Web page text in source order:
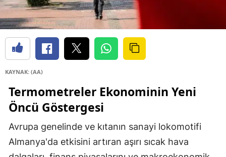
KAYNAK: (AA)
Termometreler Ekonominin Yeni
Öncü Göstergesi
Avrupa genelinde ve kıtanın sanayi lokomotifi
Almanya'da etkisini artıran aşırı sıcak hava